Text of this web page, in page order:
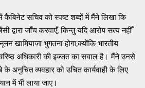
सचिव को स्पष्ट शब्दों में मैंने लिखा कि
द्वारा जाँच करवाएँ, किन्तु यदि आरोप सत्य नहीँ
खामियाजा भुगतना होगा,क्योंकि भारतीय
अधिकारी की इज्जत का सवाल है। मैंने उनसे
के अनुचित व्यवहार को उचित कार्यवाही के लिए
में भी लाया जाए।